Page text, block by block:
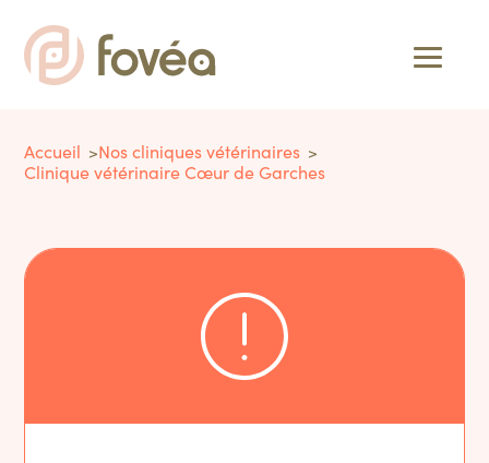
Accueil
Nos cliniques vétérinaires
Clinique vétérinaire Cœur de Garches